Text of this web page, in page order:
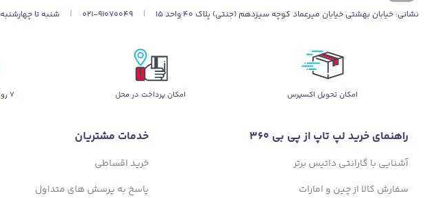
نشانی: خیابان بهشتی خیابان میرعماد کوچه سیزدهم (جنتی) پلاک ۴۰ واحد ۱۵ |
021-91070049
| شنبه تا چهارشنبه 9 صبح الی 18 عصر پنجشنبه 9 الی 14
اﻣﮑﺎن ﺗﺤﻮﯾﻞ اﮐﺴﭙﺮس امکان پرداخت در محل ۷ روز ﻫﻔﺘﻪ، ۲۴ ﺳﺎﻋﺘﻪ
راهنمای خرید لپ تاپ از پی بی 360
آشنایی با گارانتی داتیس برتر
سفارش کالا از چین و امارات
خدمات مشتریان
خرید اقساطی
پاسخ به پرسش های متداول